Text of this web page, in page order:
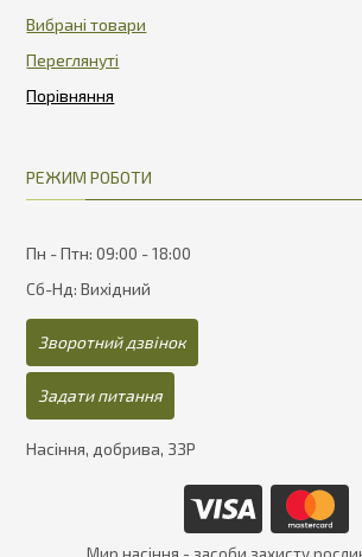
Вибрані товари
Переглянуті
РЕЖИМ РОБОТИ
Пн - Птн: 09:00 - 18:00
Сб-Нд: Вихідний
Зворотний дзвінок
Задати питання
Насіння, добрива, ЗЗР